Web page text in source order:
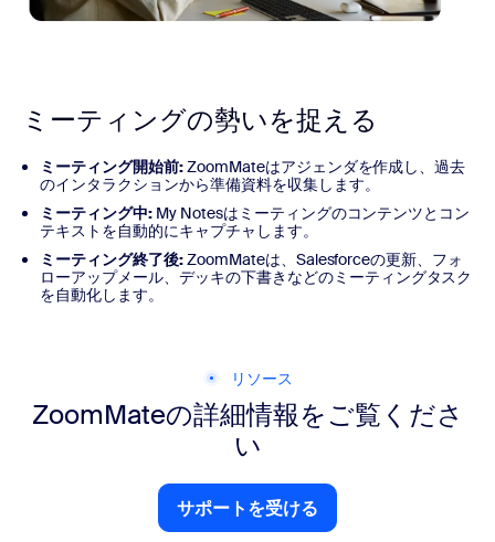
ミーティングの勢いを捉える
ミーティング開始前:ZoomMateはアジェンダを作成し、過去
のインタラクションから準備資料を収集します。
ミーティング中:My Notesはミーティングのコンテンツとコン
テキストを自動的にキャプチャします。
ミーティング終了後:ZoomMateは、Salesforceの更新、フォ
ローアップメール、デッキの下書きなどのミーティングタスク
を自動化します。
リソース
ZoomMateの詳細情報をご覧くださ
い
サポートを受ける
サポートを受ける